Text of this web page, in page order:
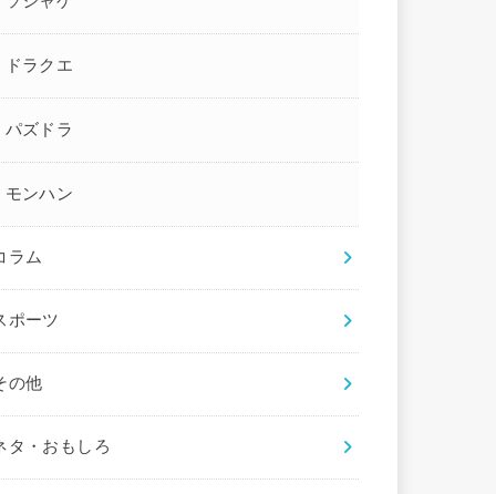
ドラクエ
パズドラ
モンハン
ラム
ポーツ
の他
タ・おもしろ